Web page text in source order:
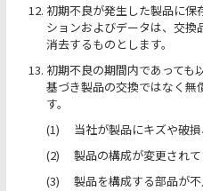
初期不良が発生した製品に保
ションおよびデータは、交
消去するものとします。
初期不良の期間内であっても
基づき製品の交換ではなく無
す。
当社が製品にキズや破
製品の構成が変更されて
製品を構成する部品が不